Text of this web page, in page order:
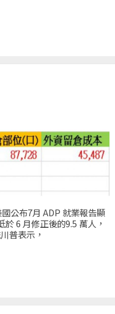
公布7月 ADP 就業報告顯
6 月修正後的9.5 萬人，
普表示，